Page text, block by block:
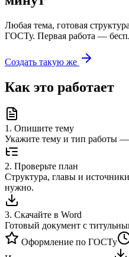
Любая тема, готовая
ГОСТу. Первая работа —
Создать такую же
Как это работает
1. Опишите тему
Укажите тему и тип работы
2. Проверьте план
Структура, главы и
нужно.
3. Скачайте в Word
Готовый документ с
Оформление по ГОСТу